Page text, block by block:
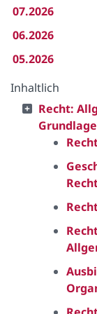
07.2026
06.2026
05.2026
Inhaltlich
Recht: